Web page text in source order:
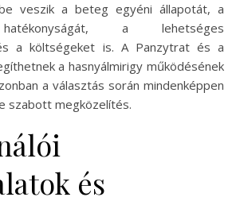
veszik a beteg egyéni állapotát, a
a lehetséges
a költségeket is. A Panzytrat és a
a hasnyálmirigy működésének
a választás során mindenképpen
szabott megközelítés.
és